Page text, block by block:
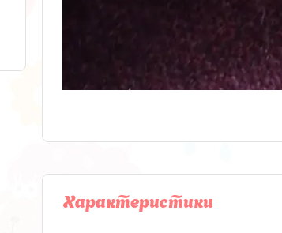
Характеристики